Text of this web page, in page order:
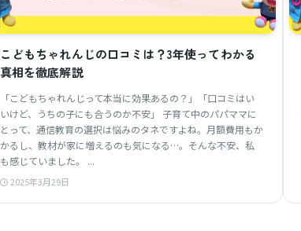
こどもちゃれんじの口コミは？3年使ってわかる
真相を徹底解説
「こどもちゃれんじって本当に効果あるの？」「口コミはい
いけど、うちの子にも合うのか不安」 子育て中のパパママに
とって、通信教育の選択は悩みのタネですよね。月額費用もか
かるし、教材が家に増えるのも気になる…。そんな不安、私
も感じていました。 ...
2025年3月29日